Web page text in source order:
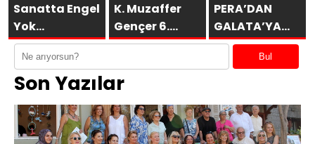
Sanatta Engel
Yok
Vakfı’ndan
Anlamlı
Sosyal
Projesi
K. Muzaffer
Gençer 6.
ARTCONTACT
SAKÜDER ile
PERA’DAN
GALATA’YA
GURUBU
BAHARABul
Son Yazılar